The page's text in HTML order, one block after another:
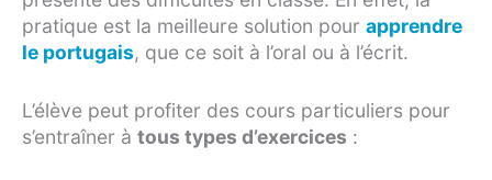
pratique est la meilleure solution pour apprendre
le portugais, que ce soit à l’oral ou à l’écrit.
L’élève peut profiter des cours particuliers pour
s’entraîner à tous types d’exercices :